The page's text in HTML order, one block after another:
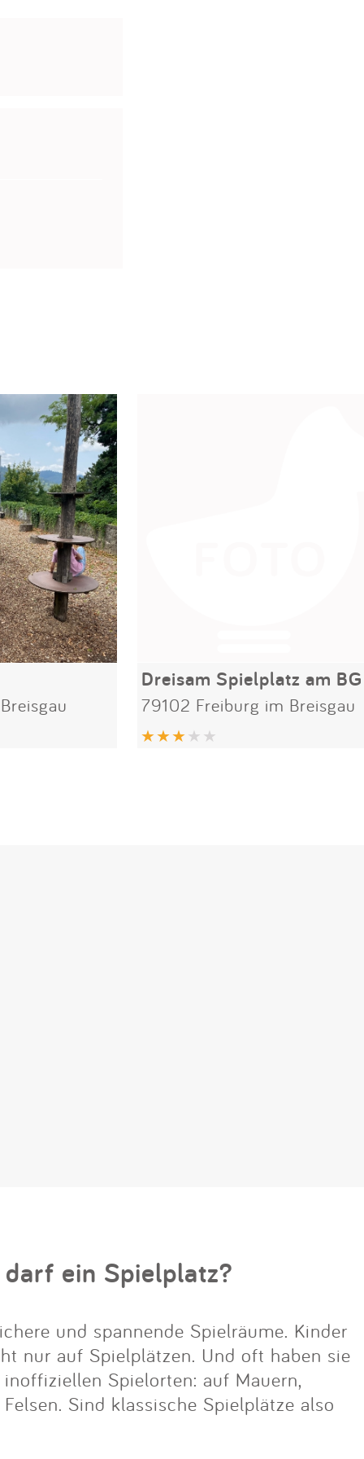
Dreisam Spielplatz am BG
79102 Freiburg im Breisgau
ein Spielplatz?
und spannende Spielräume. Kinder
nur auf Spielplätzen. Und oft haben sie
Spielorten: auf Mauern,
Sind klassische Spielplätze also